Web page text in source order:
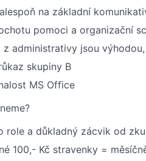
na základní
pomoci a organizační
z administrativy jsou
skupiny B
MS Office
role a důkladný zácvik od
100,- Kč stravenky =